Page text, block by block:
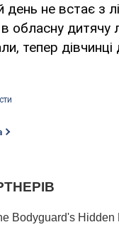
день не встає з
в обласну
тепер